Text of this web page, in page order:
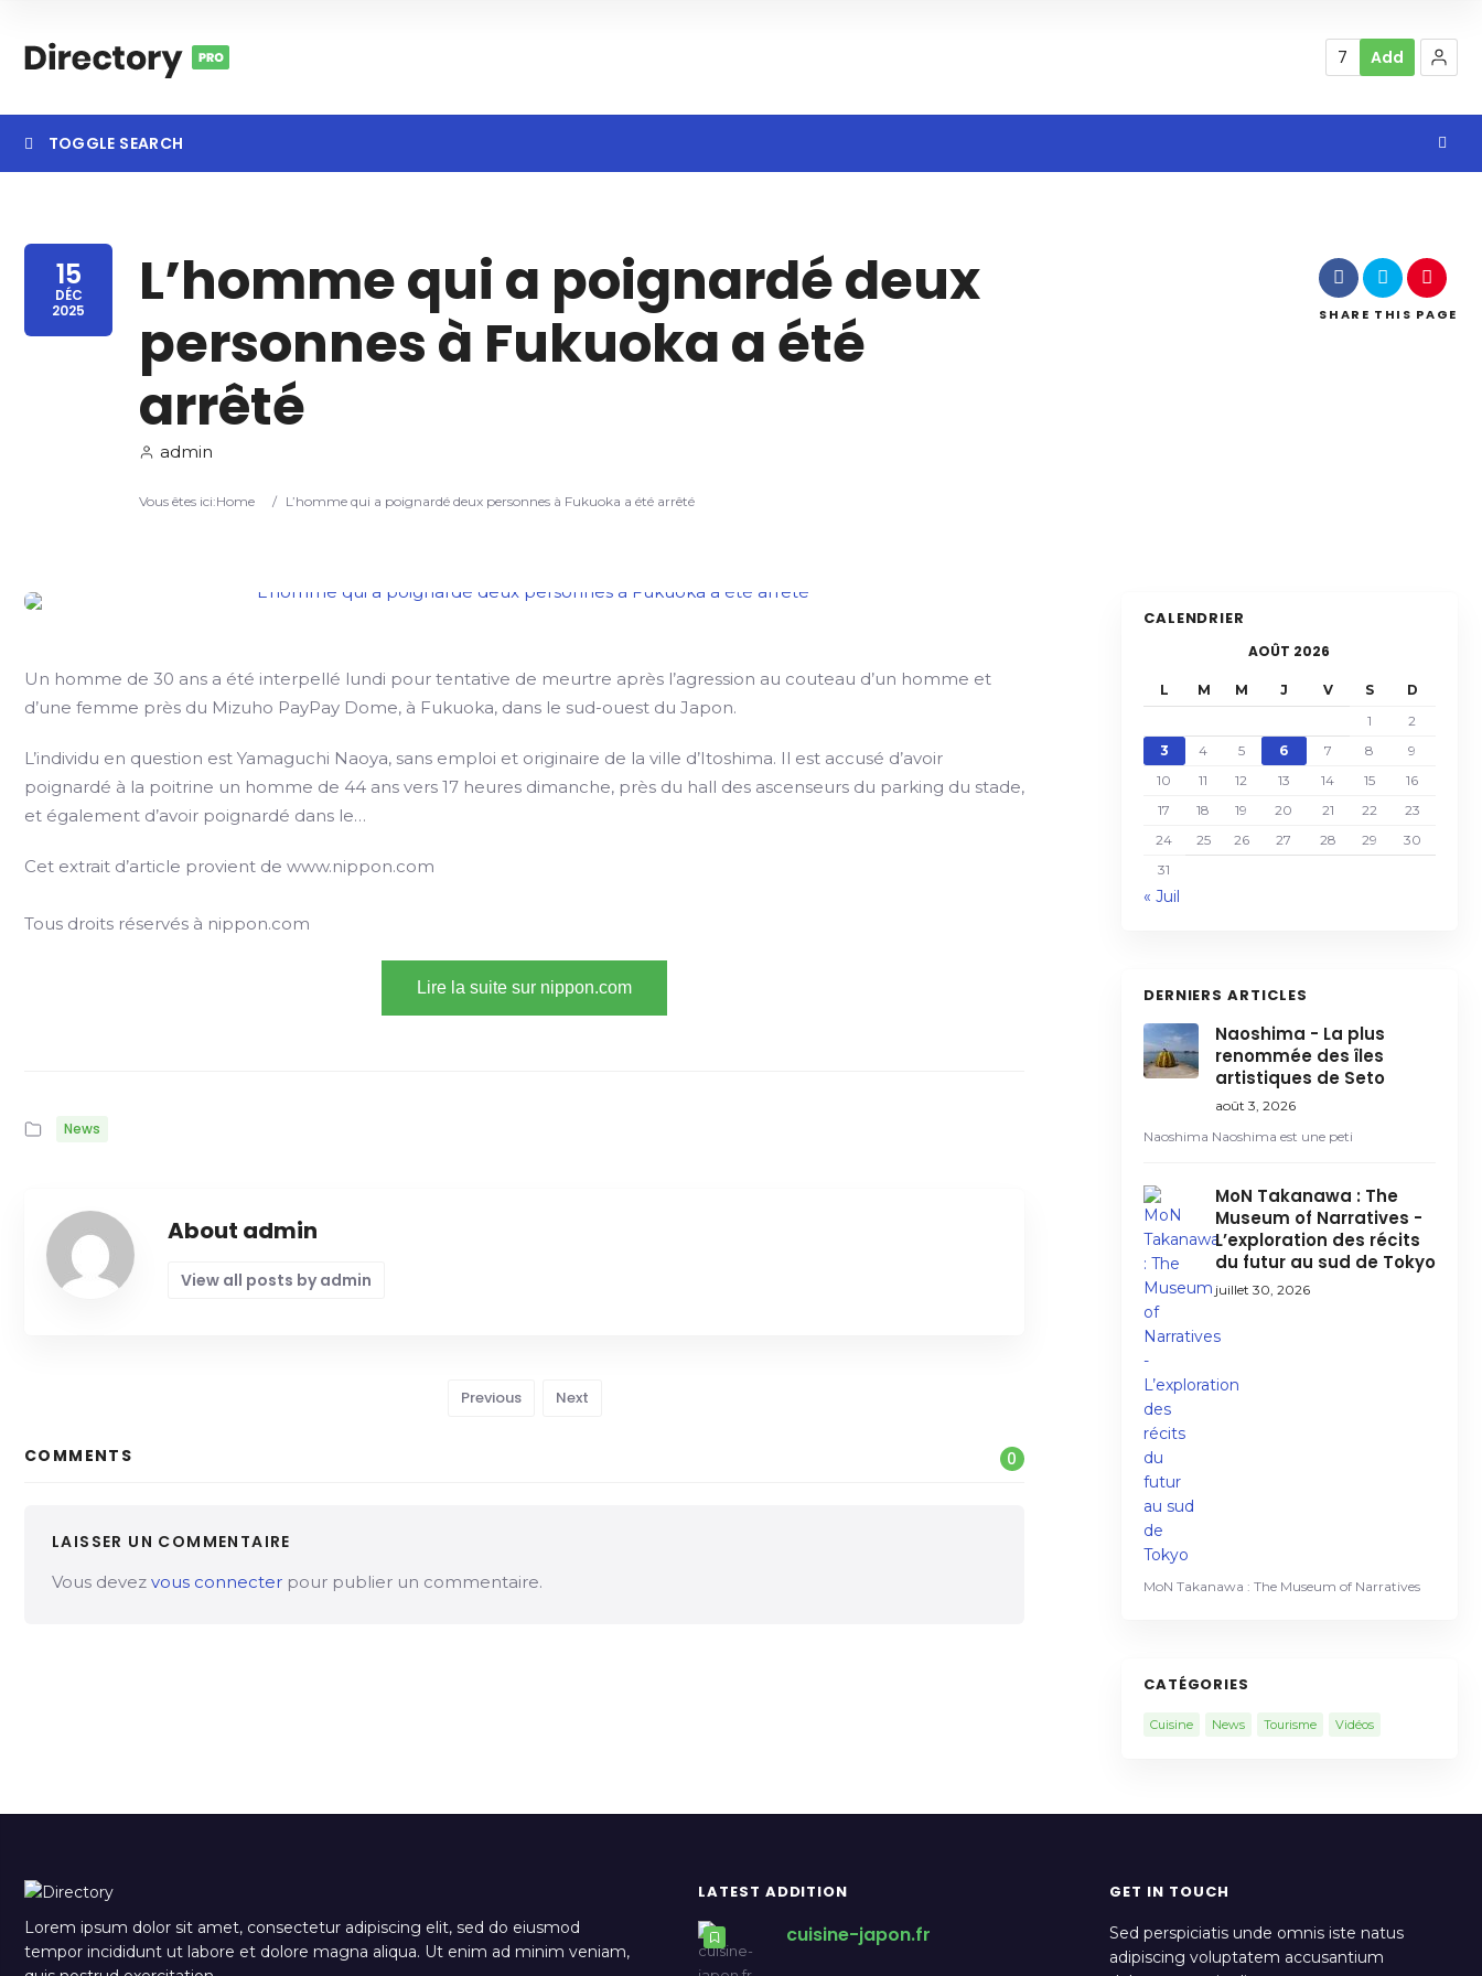
7 Add
TOGGLE SEARCH
Search
15
DÉC
2025
L’homme qui a poignardé deux
personnes à Fukuoka a été
arrêté
admin
Vous êtes ici:Home / L’homme qui a poignardé deux personnes à Fukuoka a été arrêté
SHARE THIS PAGE
Un homme de 30 ans a été interpellé lundi pour tentative de meurtre après l’agression au couteau d’un homme et
d’une femme près du Mizuho PayPay Dome, à Fukuoka, dans le sud-ouest du Japon.
L’individu en question est Yamaguchi Naoya, sans emploi et originaire de la ville d’Itoshima. Il est accusé d’avoir
poignardé à la poitrine un homme de 44 ans vers 17 heures dimanche, près du hall des ascenseurs du parking du stade,
et également d’avoir poignardé dans le…
Cet extrait d’article provient de www.nippon.com
Tous droits réservés à nippon.com
Lire la suite sur nippon.com
News
About admin
View all posts by admin
Previous Next
COMMENTS 0
LAISSER UN COMMENTAIRE
Vous devez vous connecter pour publier un commentaire.
CALENDRIER
AOÛT 2026
L M M J V S
D
1
2
3
4 5 6 7 8
9
10
11 12 13 14 15
16
17
18 19 20 21 22
23
24
25 26 27 28 29
30
31
« Juil
DERNIERS ARTICLES
Naoshima - La plus
renommée des îles
artistiques de Seto
août 3, 2026
Naoshima Naoshima est une peti
MoN Takanawa : The
Museum of Narratives -
L’exploration des récits
du futur au sud de Tokyo
juillet 30, 2026
MoN Takanawa : The Museum of Narratives
CATÉGORIES
Cuisine News Tourisme Vidéos
Lorem ipsum dolor sit amet, consectetur adipiscing elit, sed do eiusmod
tempor incididunt ut labore et dolore magna aliqua. Ut enim ad minim veniam,
LATEST ADDITION
cuisine-japon.fr
GET IN TOUCH
Sed perspiciatis unde omnis iste natus
adipiscing voluptatem accusantium